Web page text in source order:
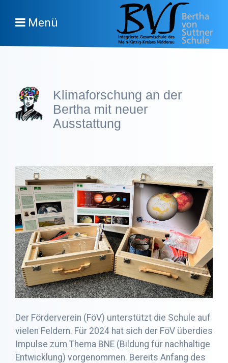
Menü
Klimaforschung an der
Bertha mit neuer
Ausstattung
Der Förderverein (FöV) unterstützt die Schule auf
vielen Feldern. Für 2024 hat sich der FöV überdies
Impulse zum Thema BNE (Bildung für nachhaltige
Entwicklung) vorgenommen. Bereits Anfang des